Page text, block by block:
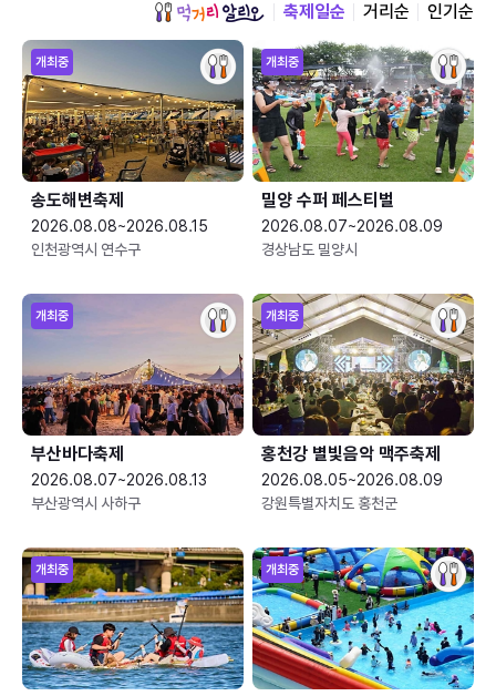
축제일순 거리순 인기순
개최중
송도해변축제
2026.08.08~2026.08.15
인천광역시 연수구
개최중
밀양 수퍼 페스티벌
2026.08.07~2026.08.09
경상남도 밀양시
개최중
부산바다축제
2026.08.07~2026.08.13
부산광역시 사하구
개최중
홍천강 별빛음악 맥주축제
2026.08.05~2026.08.09
강원특별자치도 홍천군
개최중 개최중